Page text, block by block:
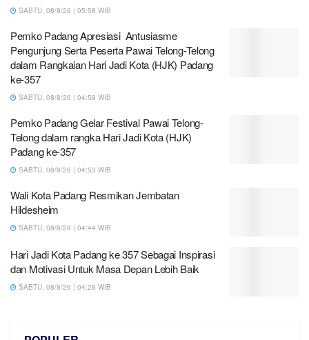
SABTU, 08/8/26 | 05:58 WIB
Pemko Padang Apresiasi Antusiasme
Pengunjung Serta Peserta Pawai Telong-Telong
dalam Rangkaian Hari Jadi Kota (HJK) Padang
ke-357
SABTU, 08/8/26 | 04:59 WIB
Pemko Padang Gelar Festival Pawai Telong-
Telong dalam rangka Hari Jadi Kota (HJK)
Padang ke-357
SABTU, 08/8/26 | 04:53 WIB
Wali Kota Padang Resmikan Jembatan
Hildesheim
SABTU, 08/8/26 | 04:44 WIB
Hari Jadi Kota Padang ke 357 Sebagai Inspirasi
dan Motivasi Untuk Masa Depan Lebih Baik
SABTU, 08/8/26 | 04:28 WIB